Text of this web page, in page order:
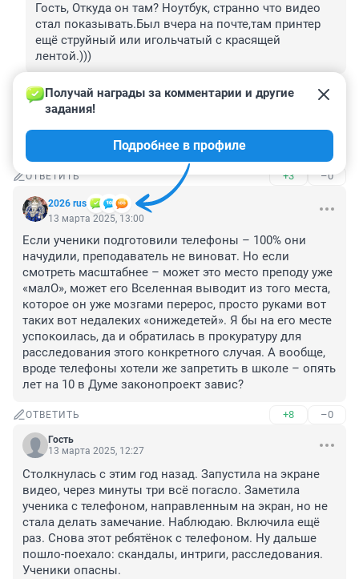
Гость, Откуда он там? Ноутбук, странно что видео
стал показывать.Был вчера на почте,там принтер
ещё струйный или игольчатый с красящей
лентой.)))
ОТВЕТИТЬ –0
Гость
пойду гляну порнушки
ОТВЕТИТЬ +3 –0
2026 rus
Получай награды за комментарии и другие
задания!
Подробнее в профиле
13 марта 2025, 13:00
Если ученики подготовили телефоны – 100% они
начудили, преподаватель не виноват. Но если
смотреть масштабнее – может это место преподу уже
«малО», может его Вселенная выводит из того места,
которое он уже мозгами перерос, просто руками вот
таких вот недалеких «онижедетей». Я бы на его месте
успокоилась, да и обратилась в прокуратуру для
расследования этого конкретного случая. А вообще,
вроде телефоны хотели же запретить в школе – опять
лет на 10 в Думе законопроект завис?
ОТВЕТИТЬ +8 –0
Гость
13 марта 2025, 12:27
Столкнулась с этим год назад. Запустила на экране
видео, через минуты три всё погасло. Заметила
ученика с телефоном, направленным на экран, но не
стала делать замечание. Наблюдаю. Включила ещё
раз. Снова этот ребятёнок с телефоном. Ну дальше
пошло-поехало: скандалы, интриги, расследования.
Ученики опасны.